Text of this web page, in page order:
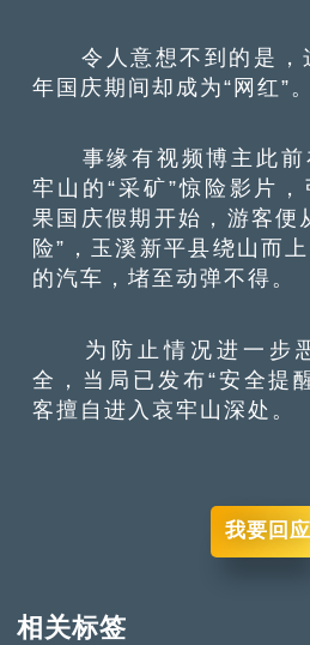
令人意想不到的是，
年国庆期间却成为“网红”。
事缘有视频博主此前
牢山的“采矿”惊险影片
果国庆假期开始，游客便
险”，玉溪新平县绕山而
的汽车，堵至动弹不得。
为防止情况进一步恶
全，当局已发布“安全提
客擅自进入哀牢山深处。
我要回应
相关标签